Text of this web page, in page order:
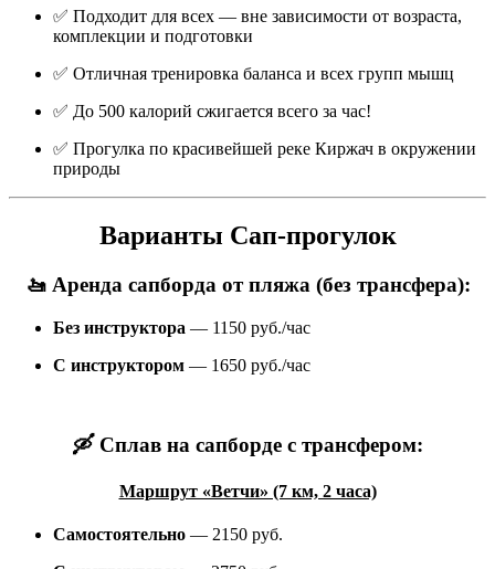
✅ Подходит для всех — вне зависимости от возраста,
комплекции и подготовки
✅ Отличная тренировка баланса и всех групп мышц
✅ До 500 калорий сжигается всего за час!
✅ Прогулка по красивейшей реке Киржач в окружении
природы
Варианты Сап-прогулок
🚤 Аренда сапборда от пляжа (без трансфера):
Без инструктора — 1150 руб./час
С инструктором — 1650 руб./час
🛶 Сплав на сапборде с трансфером:
Маршрут «Ветчи» (7 км, 2 часа)
Самостоятельно — 2150 руб.